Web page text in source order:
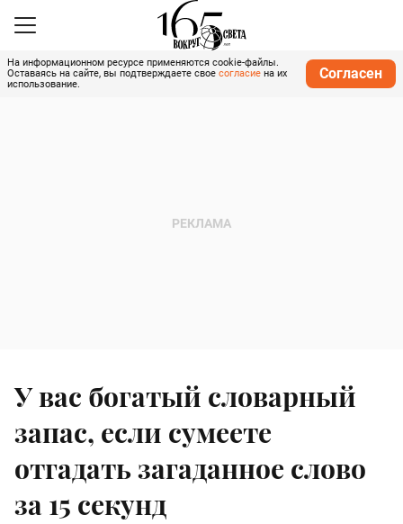
На информационном ресурсе применяются cookie-файлы.
Оставаясь на сайте, вы подтверждаете свое согласие на их
использование.
Согласен
У вас богатый словарный
запас, если сумеете
отгадать загаданное слово
за 15 секунд